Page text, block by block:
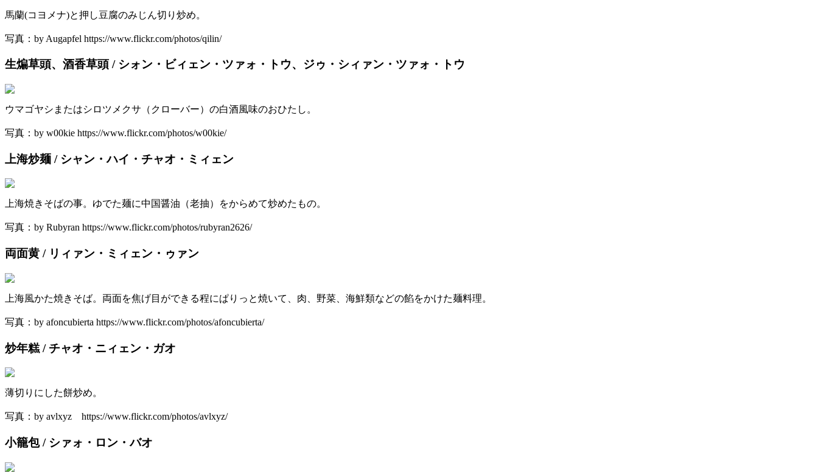
馬蘭(コヨメナ)と押し豆腐のみじん切り炒め。
写真：by Augapfel https://www.flickr.com/photos/qilin/
生煸草頭、酒香草頭 / シォン・ビィェン・ツァォ・トウ、ジゥ・シィァン・ツァォ・トウ
ウマゴヤシまたはシロツメクサ（クローバー）の白酒風味のおひたし。
写真：by w00kie https://www.flickr.com/photos/w00kie/
上海炒麺 / シャン・ハイ・チャオ・ミィェン
上海焼きそばの事。ゆでた麺に中国醤油（老抽）をからめて炒めたもの。
写真：by Rubyran https://www.flickr.com/photos/rubyran2626/
両面黄 / リィァン・ミィェン・ゥァン
上海風かた焼きそば。両面を焦げ目ができる程にぱりっと焼いて、肉、野菜、海鮮類などの餡をかけた麺料理。
写真：by afoncubierta https://www.flickr.com/photos/afoncubierta/
炒年糕 / チャオ・ニィェン・ガオ
薄切りにした餅炒め。
写真：by avlxyz https://www.flickr.com/photos/avlxyz/
小籠包 / シァォ・ロン・バオ